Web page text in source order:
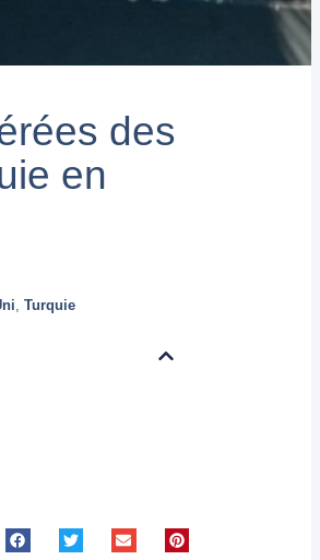
des
en
, Turquie